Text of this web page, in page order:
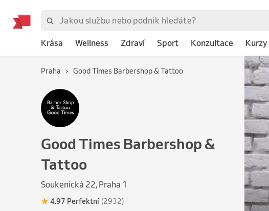
Krása Wellness Zdraví Sport Konzultace Kurzy
Praha Good Times Barbershop & Tattoo
Good Times Barbershop &
Tattoo
Soukenická 22, Praha 1
4.97 Perfektní (2932)